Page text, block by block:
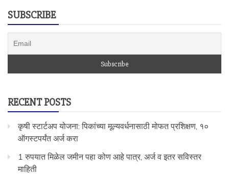
SUBSCRIBE
RECENT POSTS
कृषी स्टार्टअप योजना: पिकांच्या मूल्यवर्धनासाठी मोफत प्रशिक्षण, १०
ऑगस्टपर्यंत अर्ज करा
1 रुपयात मिळेल जमीन पहा कोण आहे पात्र, अर्ज व इतर सविस्तर
माहिती